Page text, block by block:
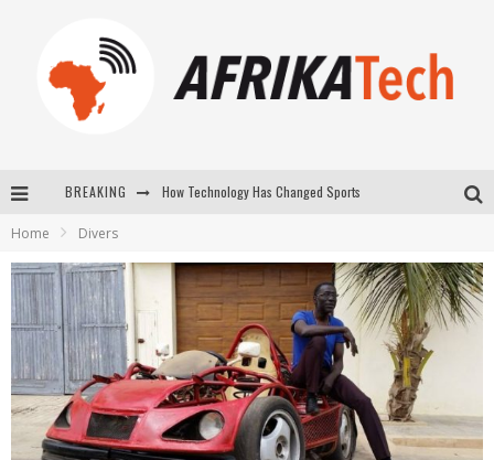
BREAKING
New to online sports betting? Consider These Tips to Play Your First Online Sports Betting Successfully
Home Divers